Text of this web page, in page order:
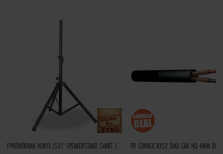
FYNDHÖRNAN VONYX LS01 SPEAKERSTAND SVART 1,75M 30KG
PD CONNEX RX52 DMX CAB HQ 4MM